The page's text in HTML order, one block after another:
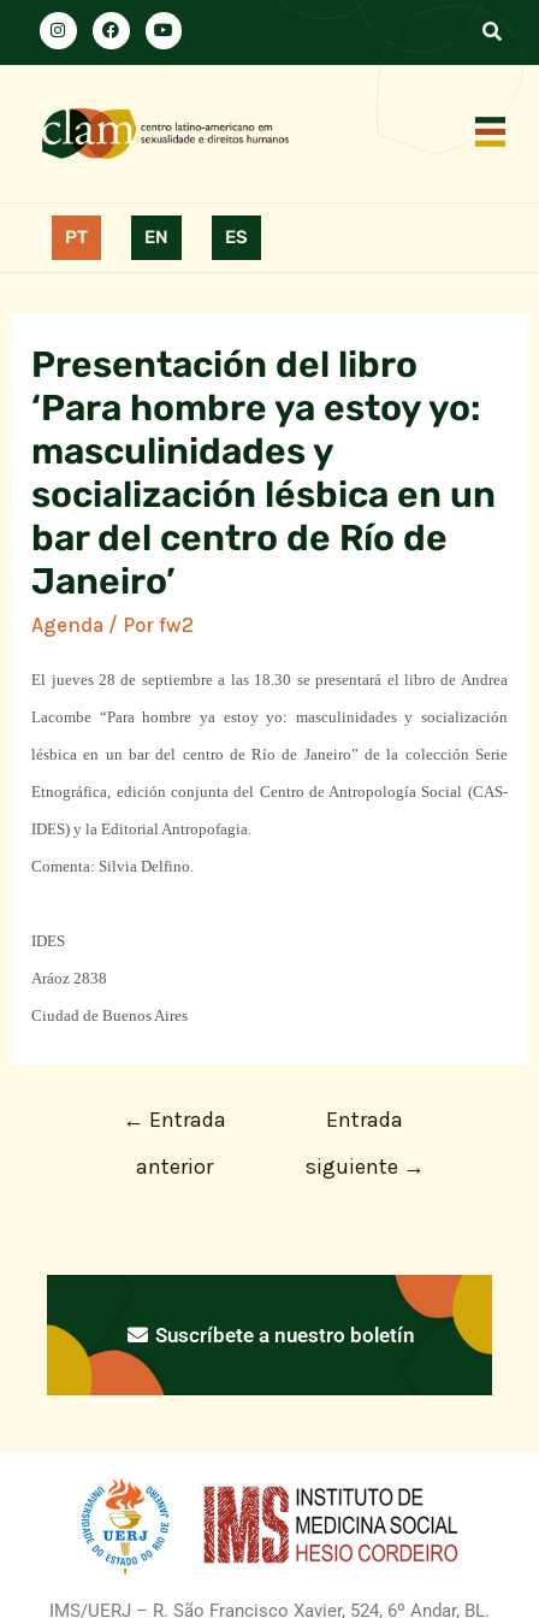
PT EN ES
Presentación del libro
‘Para hombre ya estoy yo:
masculinidades y
socialización lésbica en un
bar del centro de Río de
Janeiro’
Agenda / Porfw2
El jueves 28 de septiembre a las 18.30 se presentará el libro de Andrea
Lacombe “Para hombre ya estoy yo: masculinidades y socialización
lésbica en un bar del centro de Río de Janeiro” de la colección Serie
Etnográfica, edición conjunta del Centro de Antropología Social (CAS-
IDES) y la Editorial Antropofagia.
Comenta: Silvia Delfino.
IDES
Aráoz 2838
Ciudad de Buenos Aires
← Entrada
anterior
Entrada
siguiente →
Suscríbete a nuestro boletín
IMS/UERJ – R. São Francisco Xavier, 524, 6º Andar, BL.